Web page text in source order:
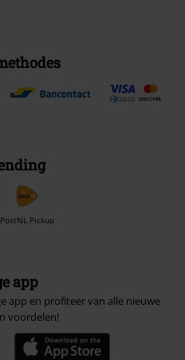
PostNL Pickup
app
app en profiteer van alle nieuwe
voordelen!